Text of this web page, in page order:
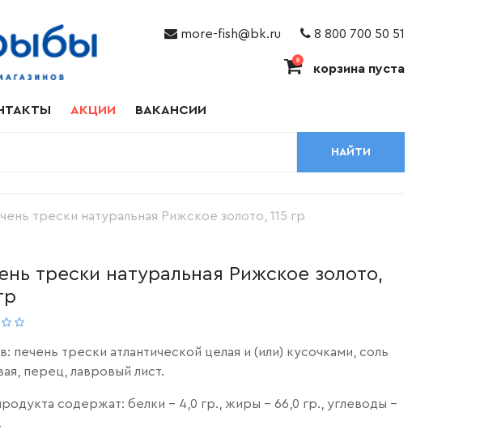
more-fish@bk.ru 8 800 700 50 51
0
корзина пуста
АКЦИИ ВАКАНСИИ
НАЙТИ
трески натуральная Рижское золото, 115 гр
трески натуральная Рижское золото,
печень трески атлантической целая и (или) кусочками, соль
перец, лавровый лист.
содержат: белки - 4,0 гр., жиры - 66,0 гр., углеводы -